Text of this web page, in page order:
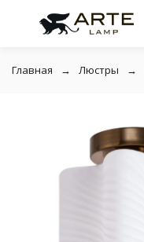
Главная Люстры